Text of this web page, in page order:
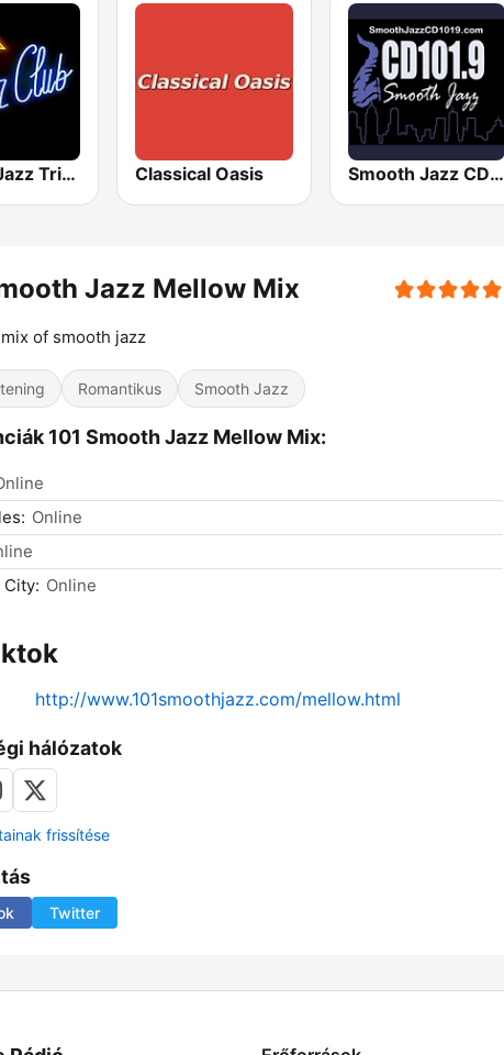
Smooth Jazz Tri-Cities WA Classical Oasis Smooth Jazz CD 101.9 FM
Jazz Mellow Mix
of smooth jazz
Romantikus Smooth Jazz
101 Smooth Jazz Mellow Mix:
Online
City: Online
http://www.101smoothjazz.com/mellow.html
hálózatok
frissítése
Twitter